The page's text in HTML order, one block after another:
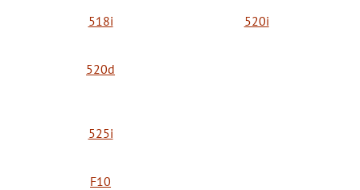
518i 520i
520d
525i
F10